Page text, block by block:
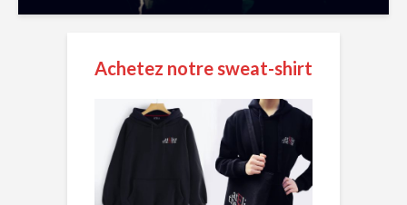
Achetez notre sweat-shirt